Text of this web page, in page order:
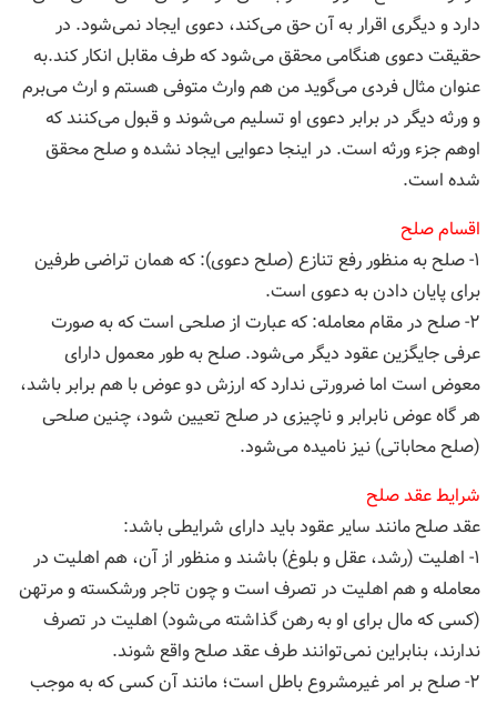
دارد و دیگری اقرار به آن حق می‌کند، دعوی ایجاد نمی‌شود. در
حقیقت دعوی هنگامی محقق می‌شود که طرف مقابل انکار کند.به
عنوان مثال فردی می‌گوید من هم وارث متوفی هستم و ارث می‌برم
و ورثه دیگر در برابر دعوی او تسلیم می‌شوند و قبول می‌کنند که
اوهم جزء ورثه است. در اینجا دعوایی ایجاد نشده و صلح محقق
شده است.
اقسام صلح
۱- صلح به منظور رفع تنازع (صلح دعوی): كه همان تراضی طرفین
برای پایان دادن به دعوی است.
۲- صلح در مقام معامله: كه عبارت از صلحی است كه به صورت
عرفی جایگزین عقود دیگر می‌شود. صلح به طور معمول دارای
معوض است اما ضرورتی ندارد كه ارزش دو عوض با هم برابر باشد،
هر گاه عوض نابرابر و ناچیزی در صلح تعیین شود، چنین صلحی
(صلح محاباتی) نیز نامیده می‌شود.
شرایط عقد صلح
عقد صلح مانند سایر عقود باید دارای شرایطی باشد:
۱- اهلیت (رشد، عقل و بلوغ) باشند و منظور از آن، هم اهلیت در
معامله و هم اهلیت در تصرف است و چون تاجر ورشكسته و مرتهن
(كسی كه مال برای او به رهن گذاشته می‌شود) اهلیت در تصرف
ندارند، بنابراین نمی‌توانند طرف عقد صلح واقع شوند.
۲- صلح بر امر غیرمشروع باطل است؛ مانند آن كسی كه به موجب